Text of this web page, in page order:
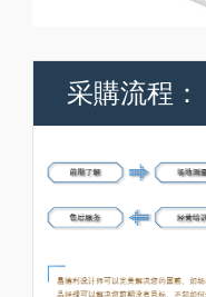
采購流程：